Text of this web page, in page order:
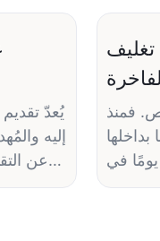
من حولهم
فعاليةً
للنجاح
وأفضل
القنب
يُعدّ
إليه
عن
لرسم
تغليف
فمنذ
في
العلب